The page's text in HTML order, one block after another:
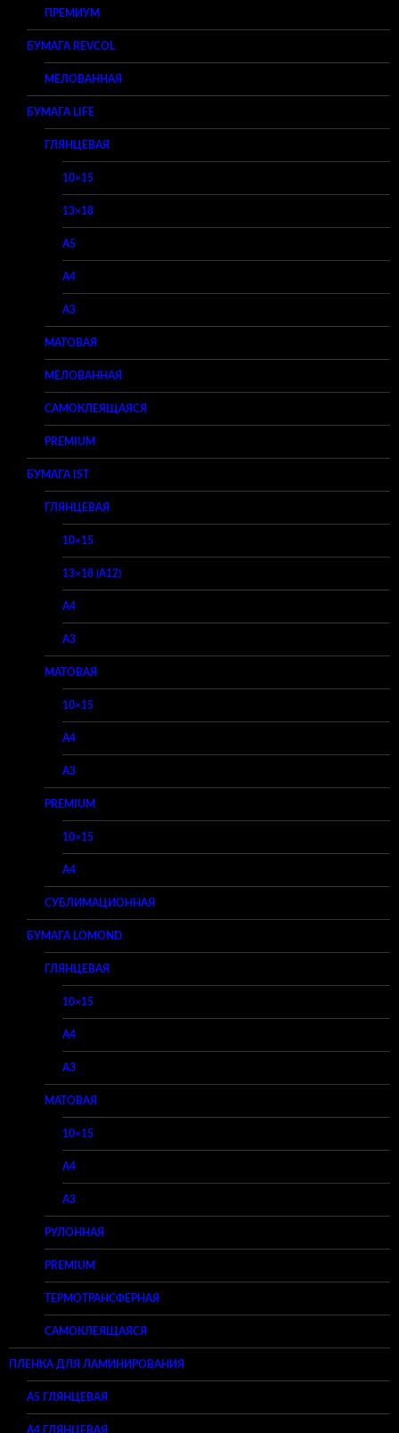
ПРЕМИУМ
БУМАГА REVCOL
МЕЛОВАННАЯ
БУМАГА LIFE
ГЛЯНЦЕВАЯ
10×15
13×18
A5
A4
A3
МАТОВАЯ
МЕЛОВАННАЯ
САМОКЛЕЯЩАЯСЯ
PREMIUM
БУМАГА IST
ГЛЯНЦЕВАЯ
10×15
13×18 (A12)
A4
A3
МАТОВАЯ
10×15
A4
A3
PREMIUM
10×15
A4
СУБЛИМАЦИОННАЯ
БУМАГА LOMOND
ГЛЯНЦЕВАЯ
10×15
A4
A3
МАТОВАЯ
10×15
A4
A3
РУЛОННАЯ
PREMIUM
ТЕРМОТРАНСФЕРНАЯ
САМОКЛЕЯЩАЯСЯ
ПЛЕНКА ДЛЯ ЛАМИНИРОВАНИЯ
A5 ГЛЯНЦЕВАЯ
А4 ГЛЯНЦЕВАЯ